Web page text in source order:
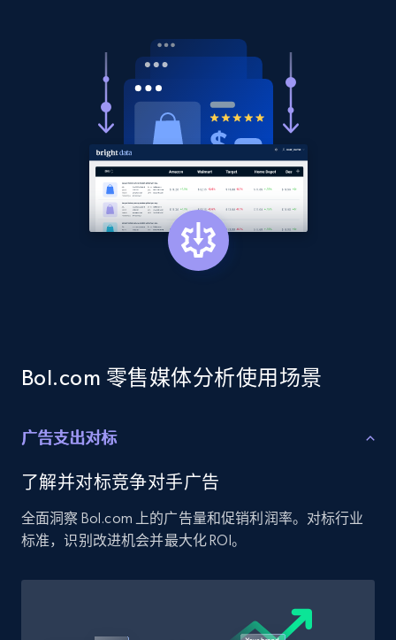
Amazon products global dataset - Collects
products by best sellers category URL
Title, Seller name, Brand, Description, Initial
price, Currency, Availability, Reviews count, and
Amazon products by seller URL
price, Currency, Availability, Reviews count, and
more.
2.1K+ 375+
Amazon products global dataset - Collect
Bol.com 零售媒体分析使用场景
广告支出对标
了解并对标竞争对手广告
全面洞察 Bol.com 上的广告量和促销利润率。对标行业
标准，识别改进机会并最大化 ROI。